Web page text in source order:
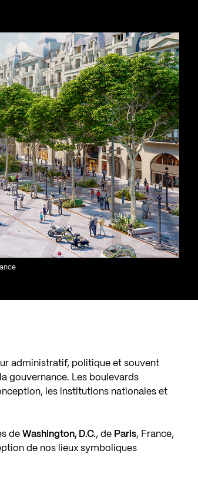
administratif, politique et souvent
gouvernance. Les boulevards
les institutions nationales et
deWashington, D.C., de Paris, France,
de nos lieux symboliques